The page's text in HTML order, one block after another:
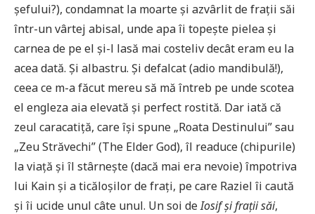
șefului?), condamnat la moarte și azvârlit de frații săi
într-un vârtej abisal, unde apa îi topește pielea și
carnea de pe el și-l lasă mai costeliv decât eram eu la
acea dată. Și albastru. Și defalcat (adio mandibulă!),
ceea ce m-a făcut mereu să mă întreb pe unde scotea
el engleza aia elevată și perfect rostită. Dar iată că
zeul caracatiță, care își spune „Roata Destinului” sau
„Zeu Străvechi” (The Elder God), îl readuce (chipurile)
la viață și îl stârnește (dacă mai era nevoie) împotriva
lui Kain și a ticăloșilor de frați, pe care Raziel îi caută
și îi ucide unul câte unul. Un soi deIosif și frații săi,